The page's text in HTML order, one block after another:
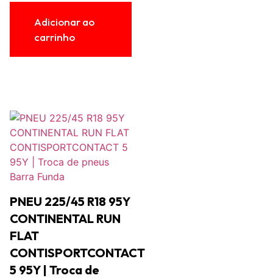
Adicionar ao
carrinho
PNEU 225/45 R18 95Y
CONTINENTAL RUN
FLAT
CONTISPORTCONTACT
5 95Y | Troca de